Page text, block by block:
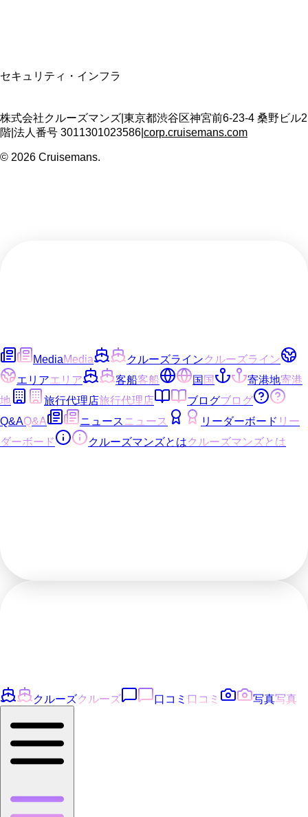
セキュリティ・インフラ
株式会社クルーズマンズ 東京都渋谷区神宮前6-23-4 桑野ビル2
階 法人番号 3011301023586 corp.cruisemans.com
© 2026 Cruisemans.
MediaMedia クルーズラインクルーズライン
エリアエリア 客船客船 国国 寄港地寄港
地
旅行代理店旅行代理店 ブログブログ
Q&AQ&A ニュース ニュース リーダーボード リー
ダーボード
クルーズマンズとはクルーズマンズとは
クルーズクルーズ 口コミ 口コミ 写真写真